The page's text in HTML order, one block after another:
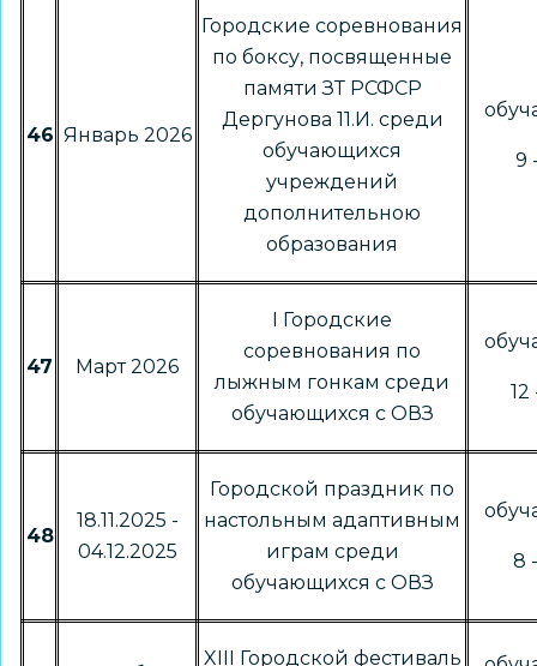
46 Январь 2026
Городские соревнования
по боксу, посвященные
памяти ЗТ РСФСР
Дергунова 11.И. среди
обучающихся
учреждений
дополнительною
образования
9
47 Март 2026
I Городские
соревнования по
лыжным гонкам среди
обучающихся с ОВЗ
12
48
18.11.2025 -
04.12.2025
Городской праздник по
настольным адаптивным
играм среди
обучающихся с ОВЗ
8
XIII Городской фестиваль